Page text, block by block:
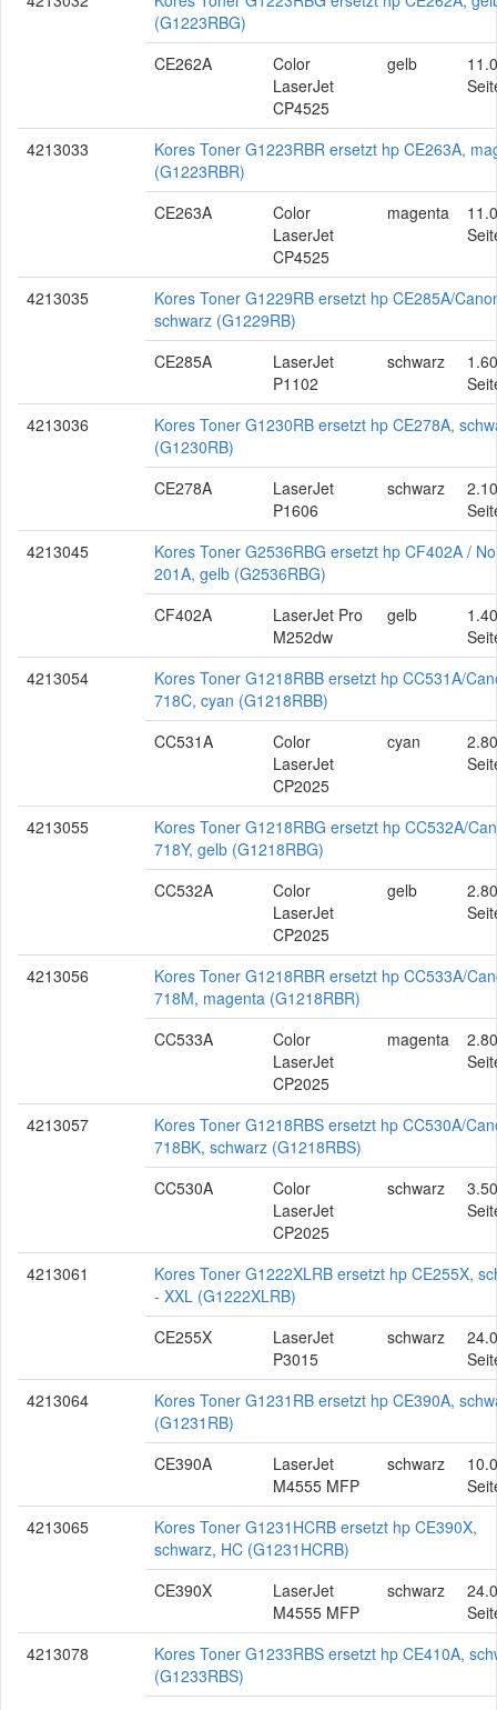
(G1223RBG)
CE262A
Color
LaserJet
CP4525
gelb
4213033
Kores Toner G1223RBR ersetzt hp CE263A,
(G1223RBR)
CE263A
Color
LaserJet
CP4525
magenta
4213035
Kores Toner G1229RB ersetzt hp CE285A/
schwarz (G1229RB)
CE285A
LaserJet
P1102
schwarz
4213036
Kores Toner G1230RB ersetzt hp CE278A,
(G1230RB)
CE278A
LaserJet
P1606
schwarz
4213045
Kores Toner G2536RBG ersetzt hp CF402A /
201A, gelb (G2536RBG)
CF402A
LaserJet Pro
M252dw
gelb
4213054
Kores Toner G1218RBB ersetzt hp CC531A/
718C, cyan (G1218RBB)
CC531A
Color
LaserJet
CP2025
cyan
4213055
Kores Toner G1218RBG ersetzt hp CC532A/
718Y, gelb (G1218RBG)
CC532A
Color
LaserJet
CP2025
gelb
4213056
Kores Toner G1218RBR ersetzt hp CC533A/
718M, magenta (G1218RBR)
CC533A
Color
LaserJet
CP2025
magenta
4213057
Kores Toner G1218RBS ersetzt hp CC530A/
718BK, schwarz (G1218RBS)
CC530A
Color
LaserJet
CP2025
schwarz
4213061
Kores Toner G1222XLRB ersetzt hp CE255X,
- XXL (G1222XLRB)
CE255X
LaserJet
P3015
schwarz
4213064
Kores Toner G1231RB ersetzt hp CE390A,
(G1231RB)
CE390A
LaserJet
M4555 MFP
schwarz
4213065
Kores Toner G1231HCRB ersetzt hp CE390X,
schwarz, HC (G1231HCRB)
CE390X
LaserJet
M4555 MFP
schwarz
4213078
Kores Toner G1233RBS ersetzt hp CE410A,
(G1233RBS)